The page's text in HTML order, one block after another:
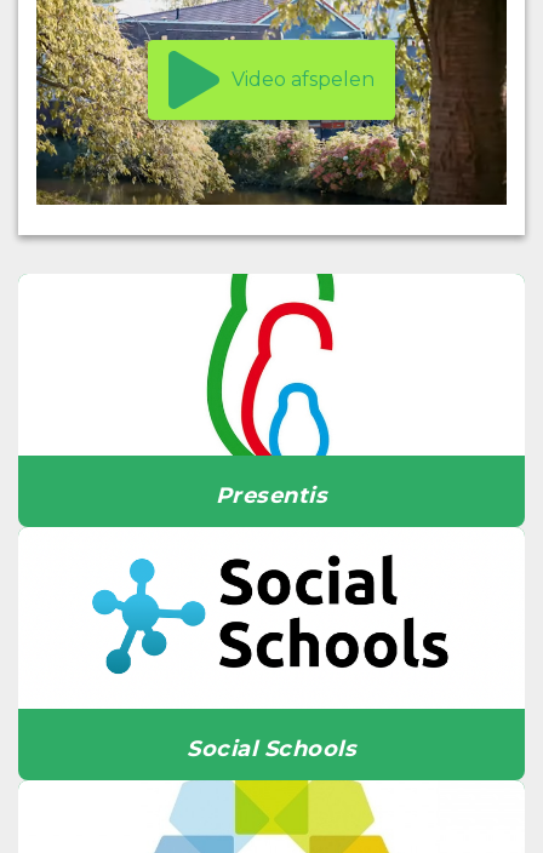
Video afspelen
Presentis
Social Schools